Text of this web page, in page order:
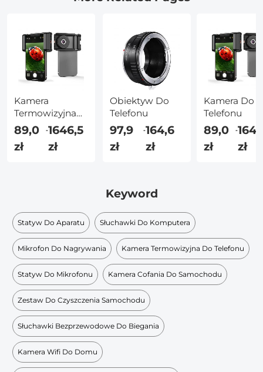
Kamera
Termowizyjna
Do Telefonu
89,0
zł
-1646,5
zł
Obiektyw Do
Telefonu
97,9
zł
-164,6
zł
Kamera Do
Telefonu
89,0
zł
-
zł
Keyword
Statyw Do Aparatu Słuchawki Do Komputera
Mikrofon Do Nagrywania Kamera Termowizyjna Do Telefonu
Statyw Do Mikrofonu Kamera Cofania Do Samochodu
Zestaw Do Czyszczenia Samochodu
Słuchawki Bezprzewodowe Do Biegania
Kamera Wifi Do Domu